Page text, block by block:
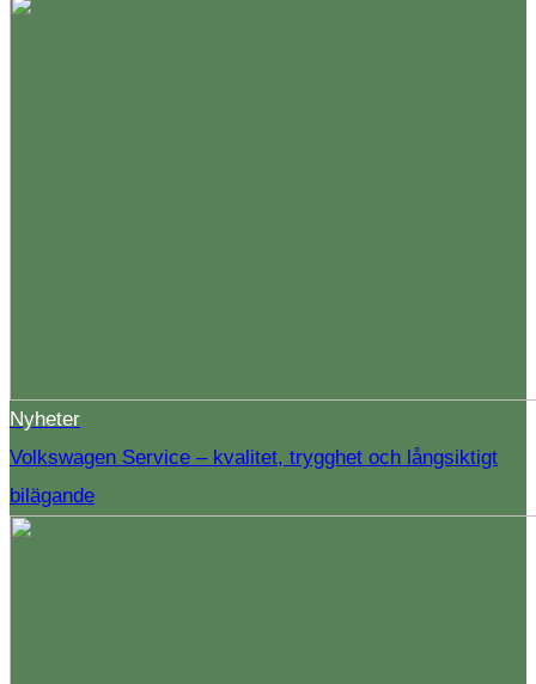
Nyheter
Volkswagen Service – kvalitet, trygghet och långsiktigt
bilägande